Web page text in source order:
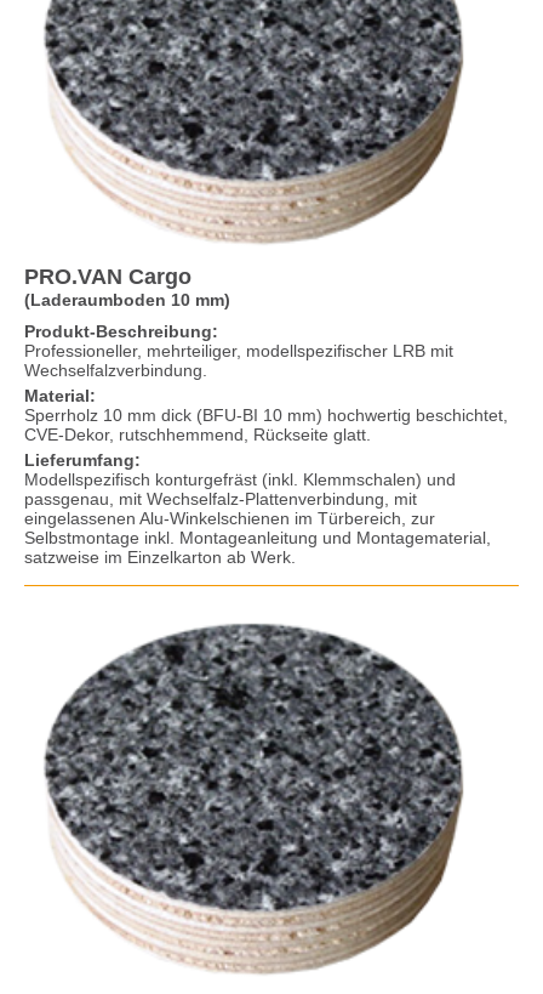
PRO.VAN Cargo
(Laderaumboden 10 mm)
Produkt-Beschreibung:
Professioneller, mehrteiliger, modellspezifischer LRB mit
Wechselfalzverbindung.
Material:
Sperrholz 10 mm dick (BFU-BI 10 mm) hochwertig beschichtet,
CVE-Dekor, rutschhemmend, Rückseite glatt.
Lieferumfang:
Modellspezifisch konturgefräst (inkl. Klemmschalen) und
passgenau, mit Wechselfalz-Plattenverbindung, mit
eingelassenen Alu-Winkelschienen im Türbereich, zur
Selbstmontage inkl. Montageanleitung und Montagematerial,
satzweise im Einzelkarton ab Werk.